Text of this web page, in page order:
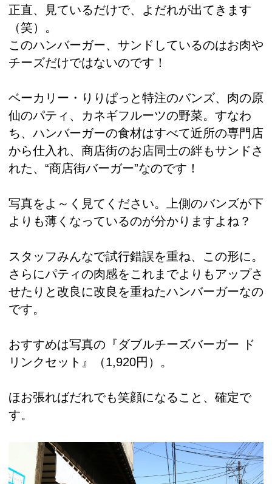
正直、見ているだけで、よだれが出てきます
（笑）。
このハンバーガー、サンドしているのはお肉や
チーズだけではないのです！
ベーカリー・りりぱっと特注のバンズ、肉の原
仙のパティ、カネギフルーツの野菜。すなわ
ち、ハンバーガーの食材はすべて近所の専門店
から仕入れ、商店街のお店同士の絆もサンドさ
れた、“商店街バーガー”なのです！
写真をよ～く見てください。上側のバンズが下
よりも薄くなっているのが分かりますよね？
スタッフみんなで試行錯誤を重ね、この形に。
さらにパティの肉感をこれまでよりもアップさ
せたりと改良に改良を重ねたハンバーガーなの
です。
おすすめは写真の『ダブルチーズバーガー ド
リンクセット』（1,920円）。
ほお張ればだれでも笑顔になること、確定で
す。